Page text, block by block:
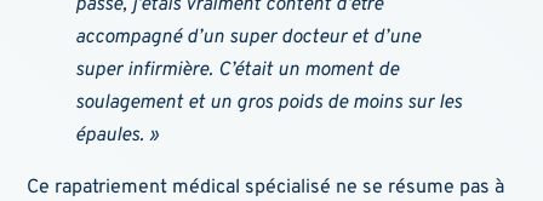
accompagné d’un super docteur et d’une
super infirmière. C’était un moment de
soulagement et un gros poids de moins sur les
épaules. »
Ce rapatriement médical spécialisé ne se résume pas à